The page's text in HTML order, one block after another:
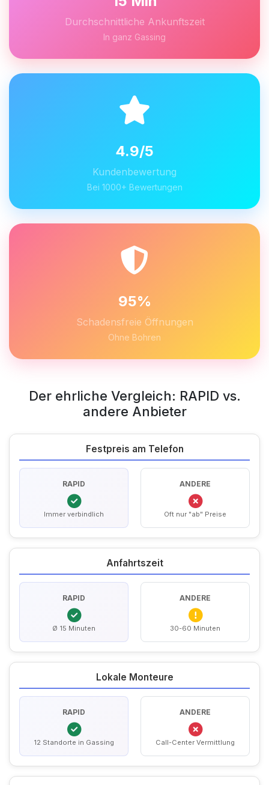
Durchschnittliche Ankunftszeit
In ganz Gassing
4.9/5
Kundenbewertung
Bei 1000+ Bewertungen
95%
Schadensfreie Öffnungen
Ohne Bohren
Der ehrliche Vergleich: RAPID vs.
andere Anbieter
Festpreis am Telefon
RAPID
Immer verbindlich
ANDERE
Oft nur "ab" Preise
Anfahrtszeit
RAPID
Ø 15 Minuten
ANDERE
30-60 Minuten
Lokale Monteure
RAPID
12 Standorte in Gassing
ANDERE
Call-Center Vermittlung